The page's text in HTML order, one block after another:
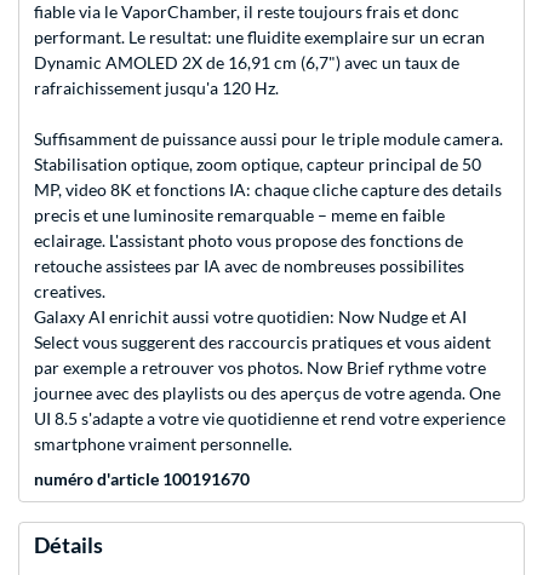
fiable via le VaporChamber, il reste toujours frais et donc
performant. Le resultat: une fluidite exemplaire sur un ecran
Dynamic AMOLED 2X de 16,91 cm (6,7") avec un taux de
rafraichissement jusqu'a 120 Hz.
Suffisamment de puissance aussi pour le triple module camera.
Stabilisation optique, zoom optique, capteur principal de 50
MP, video 8K et fonctions IA: chaque cliche capture des details
precis et une luminosite remarquable – meme en faible
eclairage. L'assistant photo vous propose des fonctions de
retouche assistees par IA avec de nombreuses possibilites
creatives.
Galaxy AI enrichit aussi votre quotidien: Now Nudge et AI
Select vous suggerent des raccourcis pratiques et vous aident
par exemple a retrouver vos photos. Now Brief rythme votre
journee avec des playlists ou des aperçus de votre agenda. One
UI 8.5 s'adapte a votre vie quotidienne et rend votre experience
smartphone vraiment personnelle.
numéro d'article 100191670
Détails